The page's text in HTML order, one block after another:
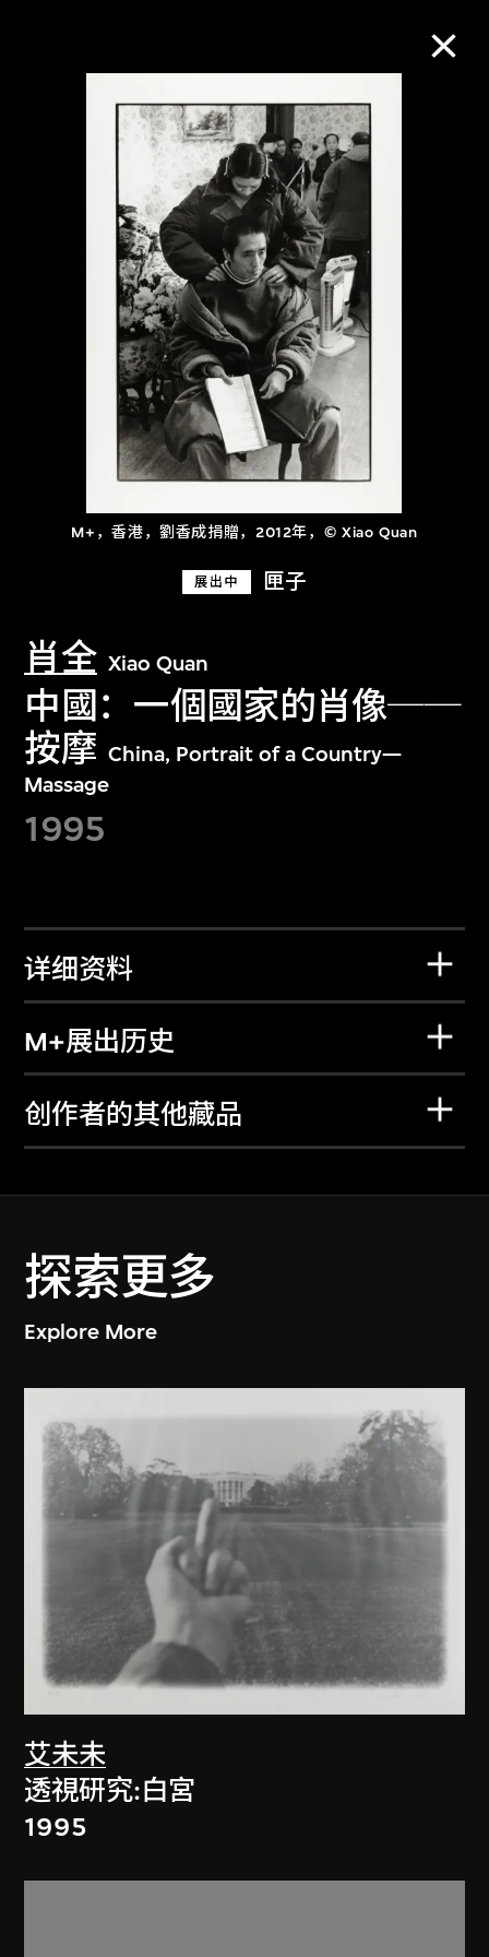
M+，香港，劉香成捐贈，2012年，© Xiao Quan
展出中 匣子
肖全 Xiao Quan
中國：一個國家的肖像──
按摩 China, Portrait of a Country—
Massage
1995
详细资料
M+展出历史
创作者的其他藏品
探索更多
Explore More
艾未未
透視研究:白宮
1995
M+藏品
进一步筛选
关于M+藏品
探索世界顶级的二十及二十一世纪视觉
文化藏品。